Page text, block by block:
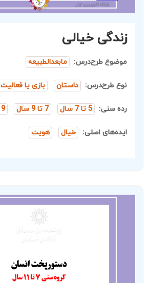
زندگی خیالی
موضوع طرح‌درس: مابعدالطبیعه
نوع طرح‌درس: داستان بازی یا فعالیت
رده سنی: 5 تا 7 سال 7 تا 9 سال 9 تا 11 سال
ایده‌های اصلی: خیال هویت